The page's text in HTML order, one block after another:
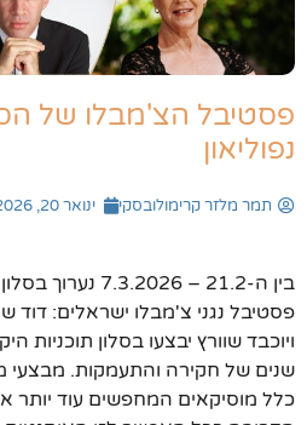
פסטיבל הצ'מבלו של
נפוליאון
תמר מלזר קרימולובסקי ינואר 20, 2026
בין ה-21.2 –
פסטיבל נגני צ'מבלו ישראלים: דוד
ויוכבד שוורץ יבצעו בסלון תוכניות
שנים של חקירה והתעמקות. מבצעי
כלל מוסיקאים המחפשים עוד יותר